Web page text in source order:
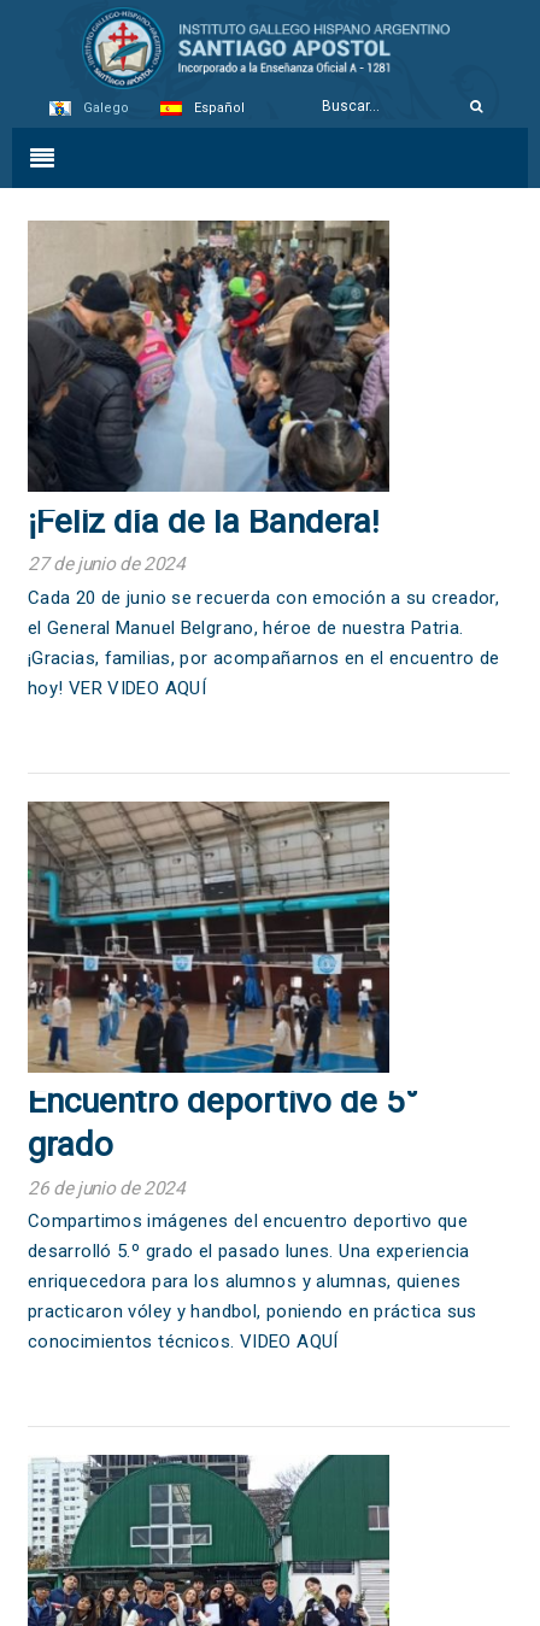
Galego Español
¡Feliz día de la Bandera!
27 de junio de 2024
Cada 20 de junio se recuerda con emoción a su creador,
el General Manuel Belgrano, héroe de nuestra Patria.
¡Gracias, familias, por acompañarnos en el encuentro de
hoy! VER VIDEO AQUÍ
Encuentro deportivo de 5°
grado
26 de junio de 2024
Compartimos imágenes del encuentro deportivo que
desarrolló 5.º grado el pasado lunes. Una experiencia
enriquecedora para los alumnos y alumnas, quienes
practicaron vóley y handbol, poniendo en práctica sus
conocimientos técnicos. VIDEO AQUÍ